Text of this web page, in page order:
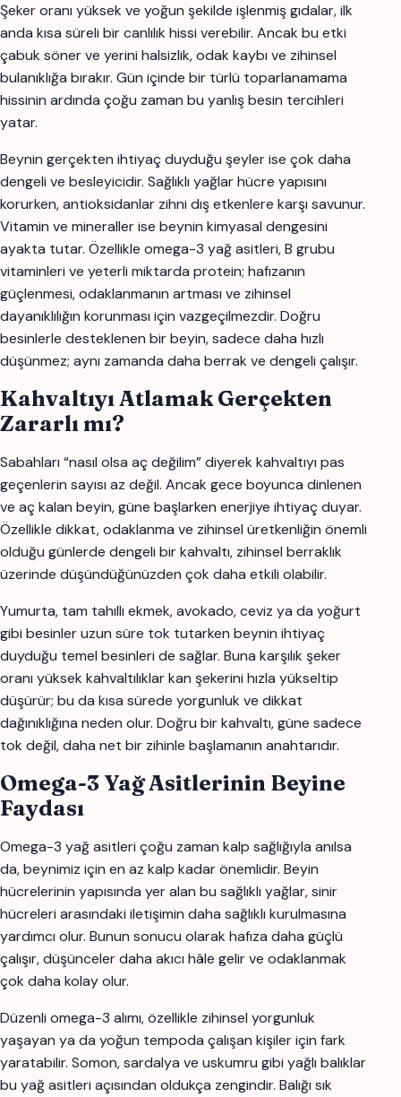
Şeker oranı yüksek ve yoğun şekilde işlenmiş gıdalar, ilk
anda kısa süreli bir canlılık hissi verebilir. Ancak bu etki
çabuk söner ve yerini halsizlik, odak kaybı ve zihinsel
bulanıklığa bırakır. Gün içinde bir türlü toparlanamama
hissinin ardında çoğu zaman bu yanlış besin tercihleri
yatar.
Beynin gerçekten ihtiyaç duyduğu şeyler ise çok daha
dengeli ve besleyicidir. Sağlıklı yağlar hücre yapısını
korurken, antioksidanlar zihni dış etkenlere karşı savunur.
Vitamin ve mineraller ise beynin kimyasal dengesini
ayakta tutar. Özellikle omega-3 yağ asitleri, B grubu
vitaminleri ve yeterli miktarda protein; hafızanın
güçlenmesi, odaklanmanın artması ve zihinsel
dayanıklılığın korunması için vazgeçilmezdir. Doğru
besinlerle desteklenen bir beyin, sadece daha hızlı
düşünmez; aynı zamanda daha berrak ve dengeli çalışır.
Kahvaltıyı Atlamak Gerçekten
Zararlı mı?
Sabahları “nasıl olsa aç değilim” diyerek kahvaltıyı pas
geçenlerin sayısı az değil. Ancak gece boyunca dinlenen
ve aç kalan beyin, güne başlarken enerjiye ihtiyaç duyar.
Özellikle dikkat, odaklanma ve zihinsel üretkenliğin önemli
olduğu günlerde dengeli bir kahvaltı, zihinsel berraklık
üzerinde düşündüğünüzden çok daha etkili olabilir.
Yumurta, tam tahıllı ekmek, avokado, ceviz ya da yoğurt
gibi besinler uzun süre tok tutarken beynin ihtiyaç
duyduğu temel besinleri de sağlar. Buna karşılık şeker
oranı yüksek kahvaltılıklar kan şekerini hızla yükseltip
düşürür; bu da kısa sürede yorgunluk ve dikkat
dağınıklığına neden olur. Doğru bir kahvaltı, güne sadece
tok değil, daha net bir zihinle başlamanın anahtarıdır.
Omega-3 Yağ Asitlerinin Beyine
Faydası
Omega-3 yağ asitleri çoğu zaman kalp sağlığıyla anılsa
da, beynimiz için en az kalp kadar önemlidir. Beyin
hücrelerinin yapısında yer alan bu sağlıklı yağlar, sinir
hücreleri arasındaki iletişimin daha sağlıklı kurulmasına
yardımcı olur. Bunun sonucu olarak hafıza daha güçlü
çalışır, düşünceler daha akıcı hâle gelir ve odaklanmak
çok daha kolay olur.
Düzenli omega-3 alımı, özellikle zihinsel yorgunluk
yaşayan ya da yoğun tempoda çalışan kişiler için fark
yaratabilir. Somon, sardalya ve uskumru gibi yağlı balıklar
bu yağ asitleri açısından oldukça zengindir. Balığı sık